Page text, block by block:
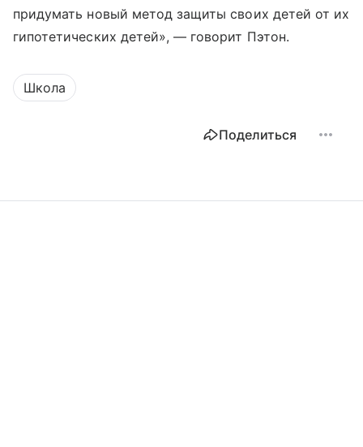
придумать новый метод защиты своих детей от их
гипотетических детей», — говорит Пэтон.
Школа
Поделиться